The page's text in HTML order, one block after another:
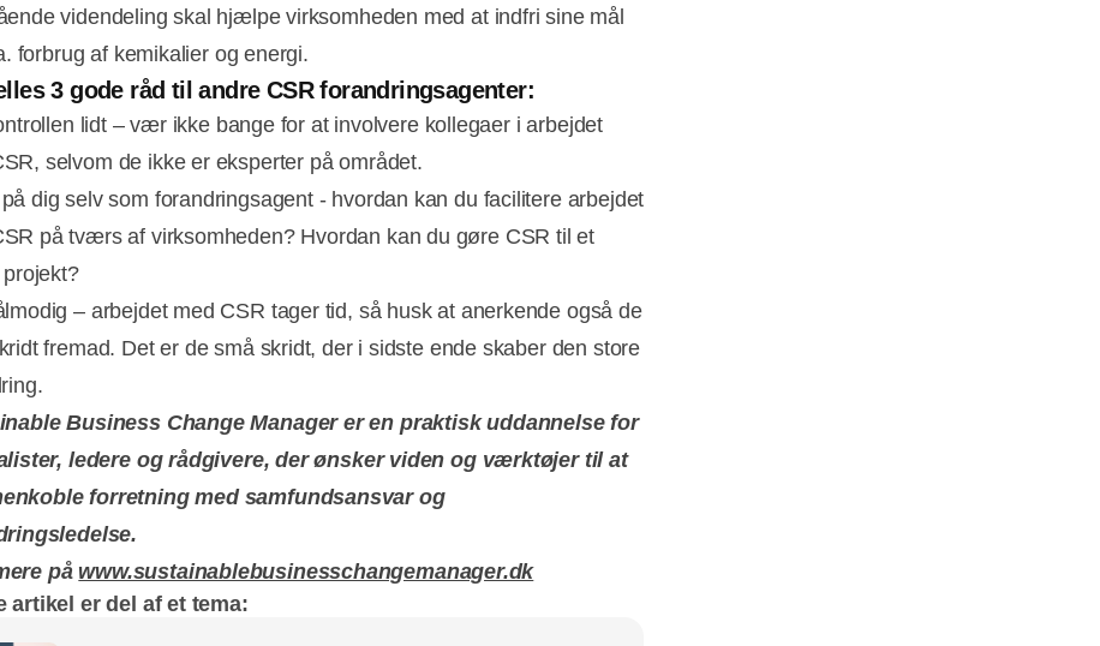
videndeling skal hjælpe virksomheden med at indfri sine mål
forbrug af kemikalier og energi.
3 gode råd til andre CSR forandringsagenter:
lidt – vær ikke bange for at involvere kollegaer i arbejdet
selvom de ikke er eksperter på området.
dig selv som forandringsagent - hvordan kan du facilitere arbejdet
på tværs af virksomheden? Hvordan kan du gøre CSR til et
– arbejdet med CSR tager tid, så husk at anerkende også de
fremad. Det er de små skridt, der i sidste ende skaber den store
Business Change Manager er en praktisk uddannelse for
ledere og rådgivere, der ønsker viden og værktøjer til at
forretning med samfundsansvar og
på www.sustainablebusinesschangemanager.dk
artikel er del af et tema: